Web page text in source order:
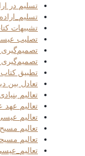
تسلیم در
تشبیهات
تصلیب
تطبیق
تعادل بین
تعالیم
تعالیم عهد
تعالیم
تعالیم مسیح
تعالیم